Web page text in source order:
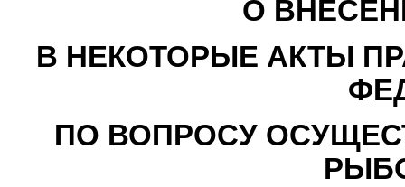
О
В НЕКОТОРЫЕ АКТЫ
ПО ВОПРОСУ